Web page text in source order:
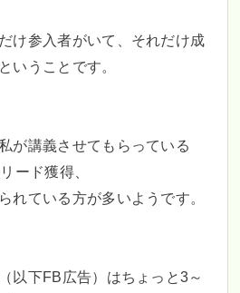
け参入者がいて、それだけ成
いうことです。
が講義させてもらっている
ード獲得、
れている方が多いようです。
以下FB広告）はちょっと3～